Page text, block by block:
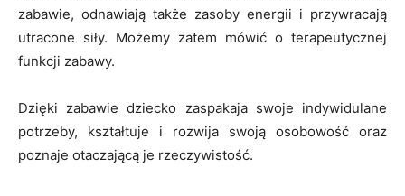
zabawie, odnawiają także zasoby energii i przywracają
utracone siły. Możemy zatem mówić o terapeutycznej
funkcji zabawy.
Dzięki zabawie dziecko zaspakaja swoje indywidulane
potrzeby, kształtuje i rozwija swoją osobowość oraz
poznaje otaczającą je rzeczywistość.